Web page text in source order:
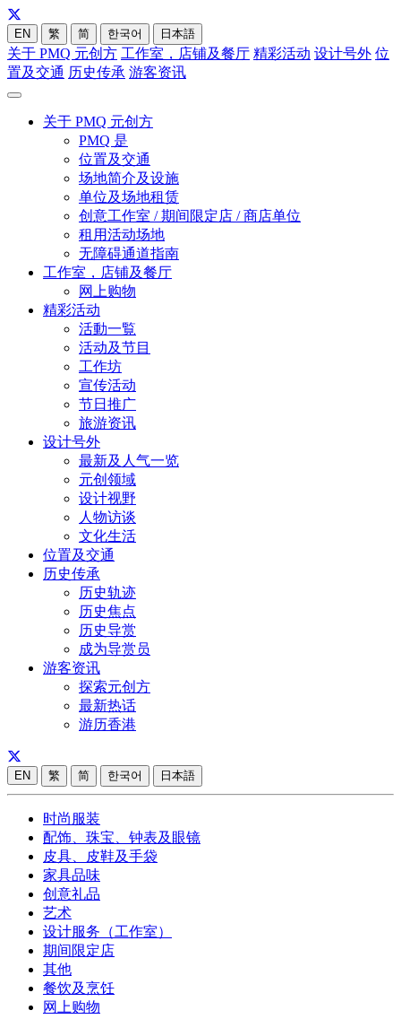
EN 繁 简 한국어 日本語
关于 PMQ 元创方 工作室，店铺及餐厅 精彩活动 设计号外 位
置及交通 历史传承 游客资讯
关于 PMQ 元创方
PMQ 是
位置及交通
场地简介及设施
单位及场地租赁
创意工作室 / 期间限定店 / 商店单位
租用活动场地
无障碍通道指南
工作室，店铺及餐厅
网上购物
精彩活动
活動一覧
活动及节目
工作坊
宣传活动
节日推广
旅游资讯
设计号外
最新及人气一览
元创领域
设计视野
人物访谈
文化生活
位置及交通
历史传承
历史轨迹
历史焦点
历史导赏
成为导赏员
游客资讯
探索元创方
最新热话
游历香港
EN 繁 简 한국어 日本語
时尚服装
配饰、珠宝、钟表及眼镜
皮具、皮鞋及手袋
家具品味
创意礼品
艺术
设计服务（工作室）
期间限定店
其他
餐饮及烹饪
网上购物